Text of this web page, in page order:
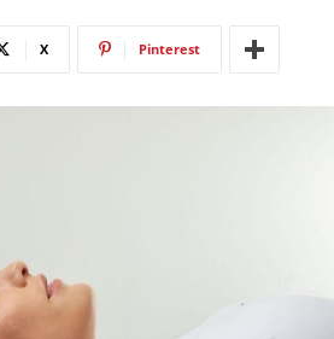
X Pinterest